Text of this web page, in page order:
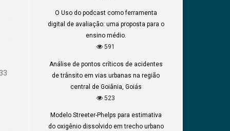
O Uso do podcast como ferramenta
digital de avaliação: uma proposta para o
ensino médio.
591
Análise de pontos críticos de acidentes
de trânsito em vias urbanas na região
central de Goiânia, Goiás
523
Modelo Streeter-Phelps para estimativa
do oxigênio dissolvido em trecho urbano